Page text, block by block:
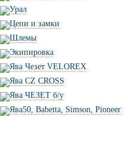
Урал
Цепи и замки
Шлемы
Экипировка
Ява Чезет VELOREX
Ява CZ CROSS
Ява ЧЕЗЕТ б/у
Ява50, Babetta, Simson, Pioneer